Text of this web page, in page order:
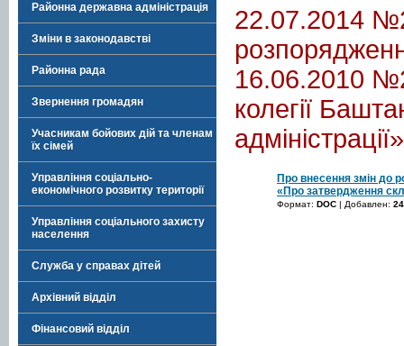
Районна державна адміністрація
Зміни в законодавстві
Районна рада
Звернення громадян
Учасникам бойових дій та членам
їх сімей
Управління соціально-
економічного розвитку території
Управління соціального захисту
населення
Служба у справах дітей
Архівний відділ
Фінансовий відділ
22.07.2014
16.06.2010
колегії
адміністрації»
Про внесення змін до
«Про затвердження
Формат: DOC | Добавлен: